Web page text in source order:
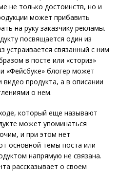
не только достоинств, но и
может прибавить
на руку заказчику рекламы.
посвящается один из
устраивается связанный с ним
в посте или «сториз»
«Фейсбуке» блогер может
продукта, а в описании
о нем.
который еще называют
может упоминаться
и при этом нет
основной темы поста или
напрямую не связана.
рассказывает о своем